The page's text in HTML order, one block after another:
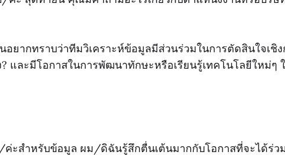
ากทราบว่าทีมวิเคราะห์ข้อมูลมีส่วนร่วมในการตัดสินใจเชิง
และมีโอกาสในการพัฒนาทักษะหรือเรียนรู้เทคโนโลยีใหม่ๆ
ะสำหรับข้อมูล ผม/ดิฉันรู้สึกตื่นเต้นมากกับโอกาสที่จะได้ร่ว